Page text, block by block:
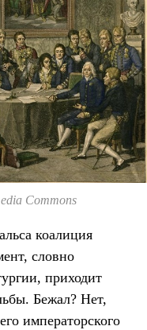
Commons
коалиция
словно
приходит
Бежал? Нет,
императорского